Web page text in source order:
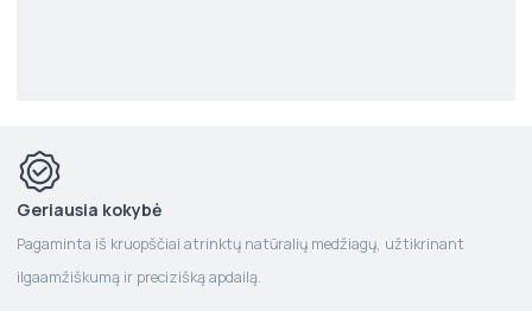
Geriausia kokybė
Pagaminta iš kruopščiai atrinktų natūralių medžiagų, užtikrinant
ilgaamžiškumą ir precizišką apdailą.